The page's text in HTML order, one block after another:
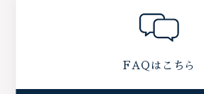
FAQはこちら